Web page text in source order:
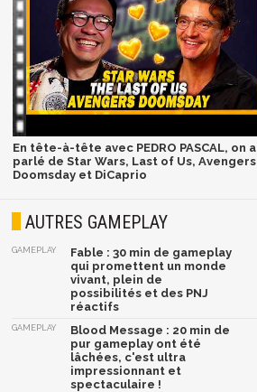
En tête-à-tête avec PEDRO PASCAL, on a
parlé de Star Wars, Last of Us, Avengers
Doomsday et DiCaprio
AUTRES GAMEPLAY
GAMEPLAY
Fable : 30 min de gameplay
qui promettent un monde
vivant, plein de
possibilités et des PNJ
réactifs
GAMEPLAY
Blood Message : 20 min de
pur gameplay ont été
lâchées, c'est ultra
impressionnant et
spectaculaire !